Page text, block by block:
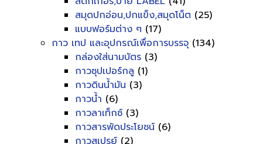
สมุดปกอ่อน,ปกแข็ง,สมุดโน็ต (25)
แบบฟอร์มต่าง ๆ (17)
กาว เทป และอุปกรณ์เพื่อการบรรจุ (134)
กล่องใส่นามบัตร (3)
กาวซุปเปอร์กลู (1)
กาวดินน้ำมัน (3)
กาวน้ำ (6)
กาวลาเท็กซ์ (3)
กาวสารพัดประโยชน์ (6)
กาวสเปรย์ (2)